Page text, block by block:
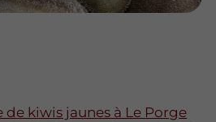
kiwis jaunes à Le Porge